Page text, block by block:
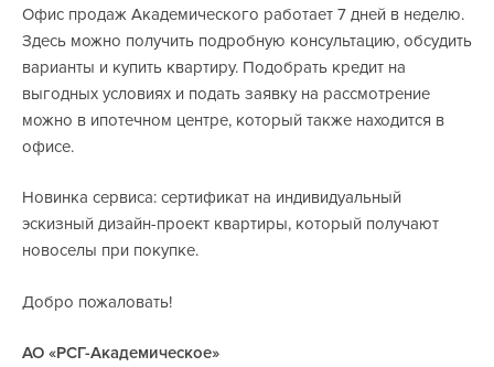
Офис продаж Академического работает 7 дней в неделю.
Здесь можно получить подробную консультацию, обсудить
варианты и купить квартиру. Подобрать кредит на
выгодных условиях и подать заявку на рассмотрение
можно в ипотечном центре, который также находится в
офисе.
Новинка сервиса: сертификат на индивидуальный
эскизный дизайн-проект квартиры, который получают
новоселы при покупке.
Добро пожаловать!
АО «РСГ-Академическое»